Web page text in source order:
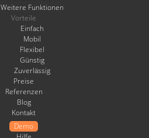
Weitere Funktionen
Vorteile
Einfach
Mobil
Flexibel
Günstig
Zuverlässig
Preise
Referenzen
Blog
Kontakt
Demo